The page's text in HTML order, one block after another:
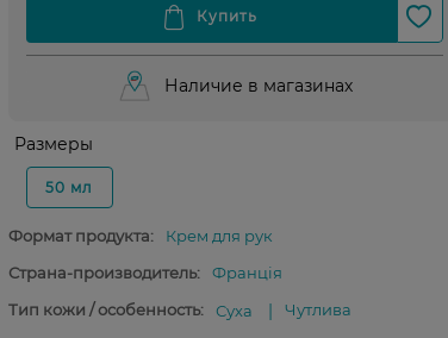
Наличие в магазинах
Размеры
50 мл
Формат продукта:
Крем для рук
Страна-производитель:
Франція
Тип кожи / особенность:
Суха Чутлива